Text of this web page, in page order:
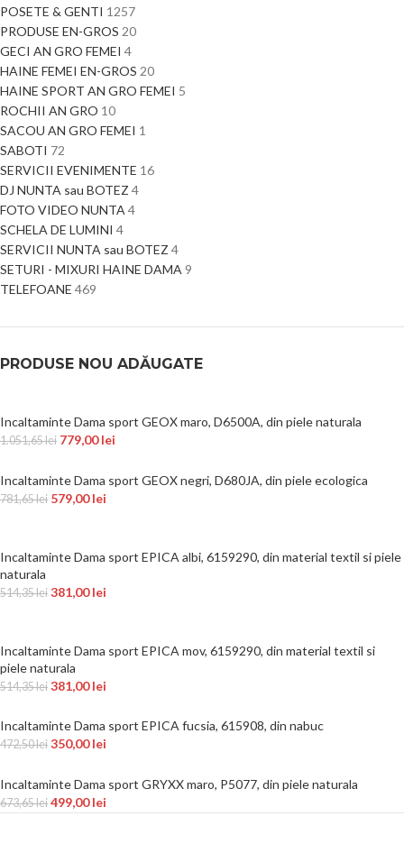
POSETE & GENTI 1257
PRODUSE EN-GROS 20
GECI AN GRO FEMEI 4
HAINE FEMEI EN-GROS 20
HAINE SPORT AN GRO FEMEI 5
ROCHII AN GRO 10
SACOU AN GRO FEMEI 1
SABOTI 72
SERVICII EVENIMENTE 16
DJ NUNTA sau BOTEZ 4
FOTO VIDEO NUNTA 4
SCHELA DE LUMINI 4
SERVICII NUNTA sau BOTEZ 4
SETURI - MIXURI HAINE DAMA 9
TELEFOANE 469
PRODUSE NOU ADĂUGATE
Incaltaminte Dama sport GEOX maro, D6500A, din piele naturala
1.051,65lei 779,00lei
Incaltaminte Dama sport GEOX negri, D680JA, din piele ecologica
781,65lei 579,00lei
Incaltaminte Dama sport EPICA albi, 6159290, din material textil si piele
naturala
514,35lei 381,00lei
Incaltaminte Dama sport EPICA mov, 6159290, din material textil si
piele naturala
514,35lei 381,00lei
Incaltaminte Dama sport EPICA fucsia, 615908, din nabuc
472,50lei 350,00lei
Incaltaminte Dama sport GRYXX maro, P5077, din piele naturala
673,65lei 499,00lei